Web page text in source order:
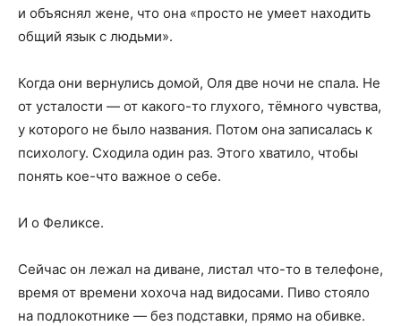
и объяснял жене, что она «просто не умеет находить
общий язык с людьми».
Когда они вернулись домой, Оля две ночи не спала. Не
от усталости — от какого-то глухого, тёмного чувства,
у которого не было названия. Потом она записалась к
психологу. Сходила один раз. Этого хватило, чтобы
понять кое-что важное о себе.
И о Феликсе.
Сейчас он лежал на диване, листал что-то в телефоне,
время от времени хохоча над видосами. Пиво стояло
на подлокотнике — без подставки, прямо на обивке.